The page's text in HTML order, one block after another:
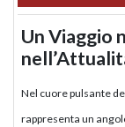
Un Viaggio
Nel cuore pulsante
rappresenta un